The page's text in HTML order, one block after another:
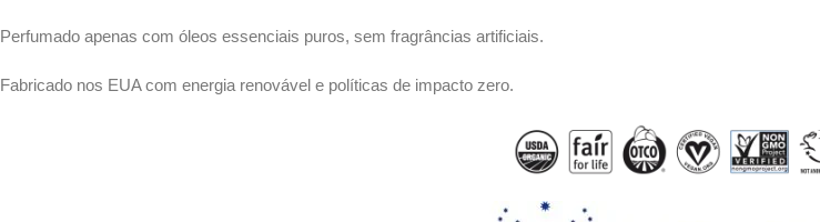
Perfumado apenas com óleos essenciais puros, sem fragrâncias artificiais.
Fabricado nos EUA com energia renovável e políticas de impacto zero.